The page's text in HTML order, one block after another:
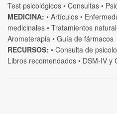
Test psicológicos • Consultas •
MEDICINA: • Artículos •
medicinales • Tratamientos
Aromaterapia • Guía de fármacos
RECURSOS: • Consulta de
Libros recomendados • DSM-IV y